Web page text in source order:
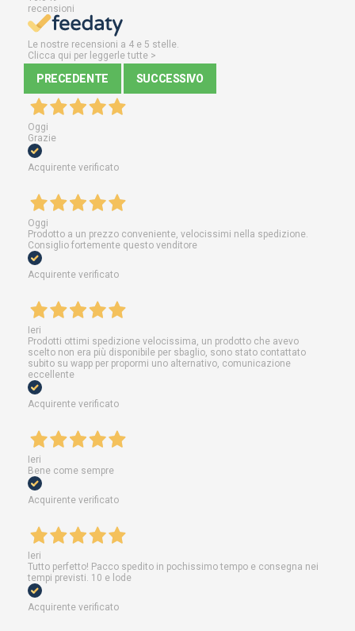
recensioni
Le nostre recensioni a 4 e 5 stelle.
Clicca qui per leggerle tutte >
PRECEDENTE SUCCESSIVO
Oggi
Grazie
Acquirente verificato
Oggi
Prodotto a un prezzo conveniente, velocissimi nella spedizione.
Consiglio fortemente questo venditore
Acquirente verificato
Ieri
Prodotti ottimi spedizione velocissima, un prodotto che avevo
scelto non era più disponibile per sbaglio, sono stato contattato
subito su wapp per propormi uno alternativo, comunicazione
eccellente
Acquirente verificato
Ieri
Bene come sempre
Acquirente verificato
Ieri
Tutto perfetto! Pacco spedito in pochissimo tempo e consegna nei
tempi previsti. 10 e lode
Acquirente verificato